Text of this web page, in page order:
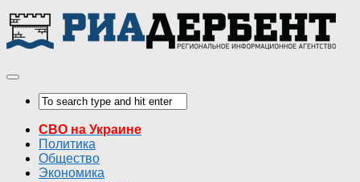
СВО на Украине
Политика
Общество
Экономика